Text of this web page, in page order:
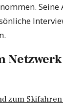
Netzwerk
zum